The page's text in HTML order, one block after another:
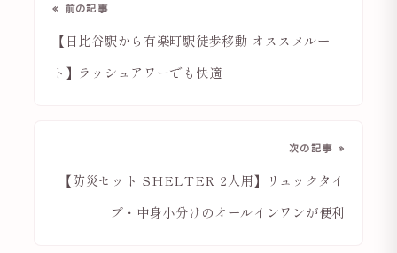
« 前の記事
【日比谷駅から有楽町駅徒歩移動 オススメルー
ト】ラッシュアワーでも快適
次の記事 »
【防災セット SHELTER 2人用】リュックタイ
プ・中身小分けのオールインワンが便利